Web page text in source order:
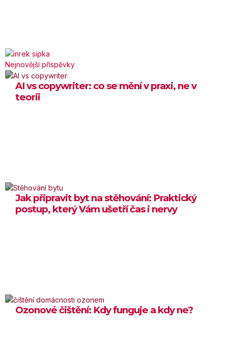
Nejnovější příspěvky
AI vs copywriter: co se mění v praxi, ne v
teorii
Jak připravit byt na stěhování: Praktický
postup, který Vám ušetří čas i nervy
Ozonové čištění: Kdy funguje a kdy ne?